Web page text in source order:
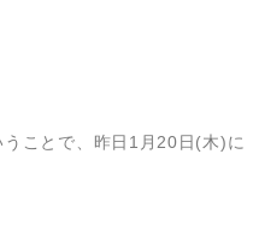
ことで、昨日1月20日(木)に